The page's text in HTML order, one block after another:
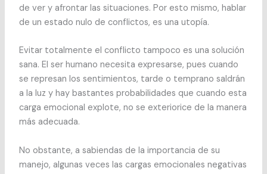
de ver y afrontar las situaciones. Por esto mismo, hablar
de un estado nulo de conflictos, es una utopía.
Evitar totalmente el conflicto tampoco es una solución
sana. El ser humano necesita expresarse, pues cuando
se represan los sentimientos, tarde o temprano saldrán
a la luz y hay bastantes probabilidades que cuando esta
carga emocional explote, no se exteriorice de la manera
más adecuada.
No obstante, a sabiendas de la importancia de su
manejo, algunas veces las cargas emocionales negativas